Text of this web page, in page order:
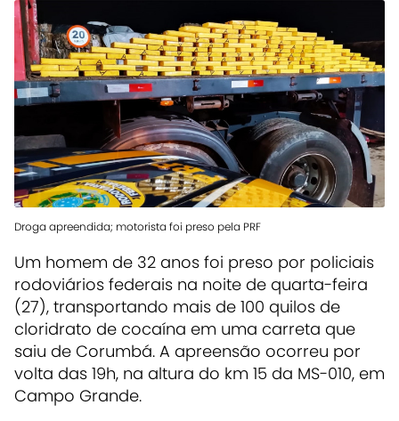
Droga apreendida; motorista foi preso pela PRF
Um homem de 32 anos foi preso por policiais
rodoviários federais na noite de quarta-feira
(27), transportando mais de 100 quilos de
cloridrato de cocaína em uma carreta que
saiu de Corumbá. A apreensão ocorreu por
volta das 19h, na altura do km 15 da MS-010, em
Campo Grande.